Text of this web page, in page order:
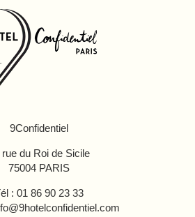
9Confidentiel
rue du Roi de Sicile
75004 PARIS
: 01 86 90 23 33